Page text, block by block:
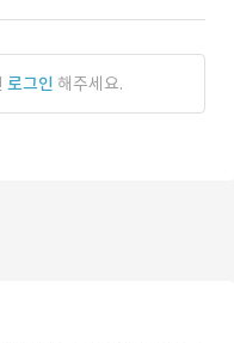
로그인 해주세요.